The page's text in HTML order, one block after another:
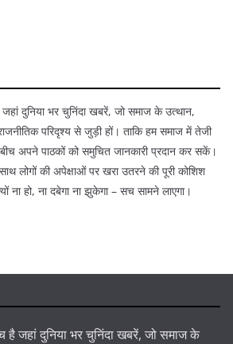
दुनिया भर चुनिंदा खबरें, जो समाज के उत्थान,
परिदृश्य से जुड़ी हों। ताकि हम समाज में तेजी
अपने पाठकों को समुचित जानकारी प्रदान कर सकें।
लोगों की अपेक्षाओं पर खरा उतरने की पूरी कोशिश
ना हो, ना दबेगा ना झुकेगा – सच सामने लाएगा।
है जहां दुनिया भर चुनिंदा खबरें, जो समाज के